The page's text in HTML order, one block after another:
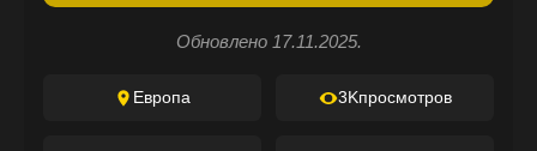
Обновлено 17.11.2025.
Европа 3Kпросмотров